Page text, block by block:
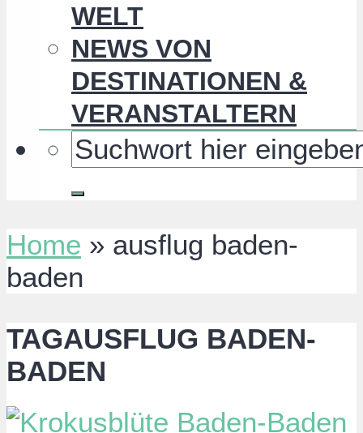
WELT
NEWS VON
DESTINATIONEN &
VERANSTALTERN
Home » ausflug baden-
baden
TAGAUSFLUG BADEN-
BADEN